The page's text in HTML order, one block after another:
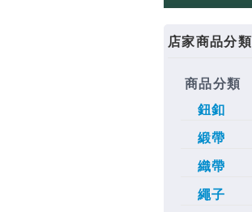
店家商品分類
商品分類
鈕釦
緞帶
織帶
繩子